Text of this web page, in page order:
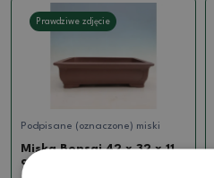
Prawdziwe zdjęcie
Podpisane (oznaczone) miski
Miska Bonsai 42 x 32 x 11
cm, kolor brązowy